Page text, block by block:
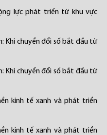
lực phát triển từ khu vực
Khi chuyển đổi số bắt đầu từ
Khi chuyển đổi số bắt đầu từ
kinh tế xanh và phát triển
kinh tế xanh và phát triển